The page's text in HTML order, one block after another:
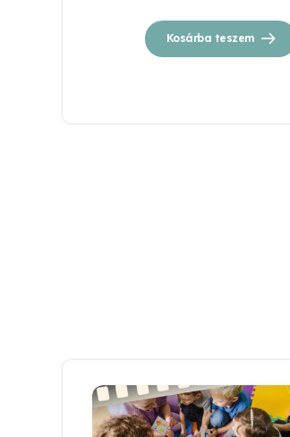
Kosárba teszem